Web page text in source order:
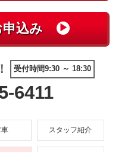
受付時間9:30 ～ 18:30
6411
スタッフ紹介